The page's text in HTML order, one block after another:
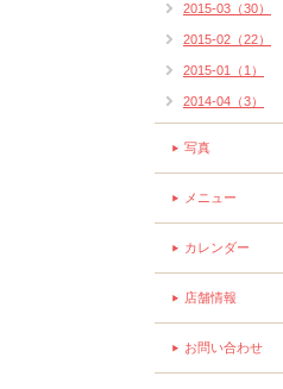
2015-03（30）
2015-02（22）
2015-01（1）
2014-04（3）
写真
メニュー
カレンダー
店舗情報
お問い合わせ